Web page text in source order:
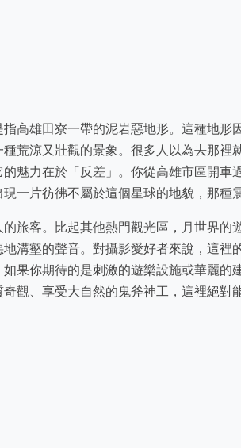
高雄田寮一帶的泥岩惡地形。這種地形
荒涼又壯觀的景象。很多人以為去那裡
魅力在於「反差」。你從高雄市區開車
一片彷彿不屬於這個星球的地貌，那種
旅客。比起其他熱門觀光區，月世界的
溝壑的聲音。對攝影愛好者來說，這裡
果你期待的是刺激的遊樂設施或華麗的
觀、享受大自然的鬼斧神工，這裡絕對